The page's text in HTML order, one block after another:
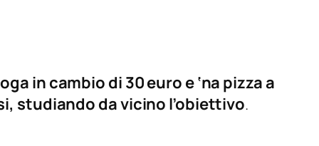
in cambio di 30 euro e ‘na pizza a
studiando da vicino l’obiettivo.